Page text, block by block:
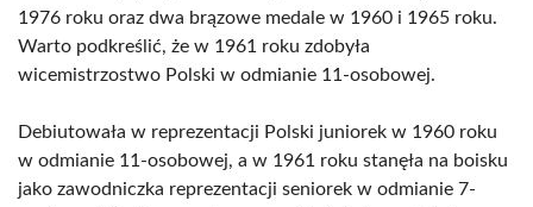
1976 roku oraz dwa brązowe medale w 1960 i 1965 roku.
Warto podkreślić, że w 1961 roku zdobyła
wicemistrzostwo Polski w odmianie 11-osobowej.
Debiutowała w reprezentacji Polski juniorek w 1960 roku
w odmianie 11-osobowej, a w 1961 roku stanęła na boisku
jako zawodniczka reprezentacji seniorek w odmianie 7-